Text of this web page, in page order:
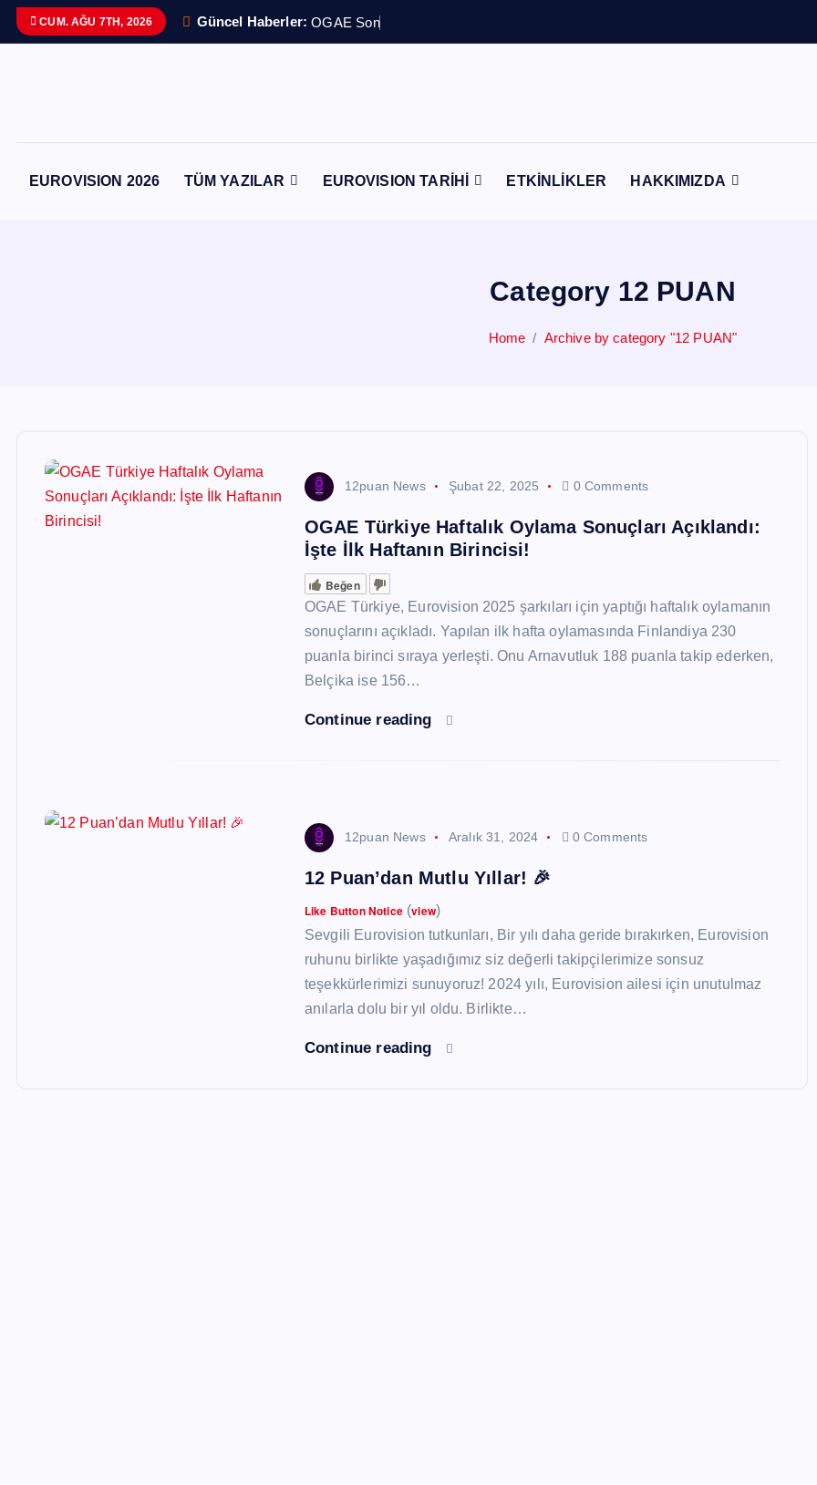
CUM. AĞU 7TH, 2026 Güncel Haberler: OGAE Song
EUROVISION 2026 TÜM YAZILAR EUROVISION TARİHİ ETKİNLİKLER HAKKIMIZDA
Category 12 PUAN
Home Archive by category "12 PUAN"
12puan News Şubat 22, 2025 0 Comments
OGAE Türkiye Haftalık Oylama Sonuçları Açıklandı:
İşte İlk Haftanın Birincisi!
Beğen
OGAE Türkiye, Eurovision 2025 şarkıları için yaptığı haftalık oylamanın
sonuçlarını açıkladı. Yapılan ilk hafta oylamasında Finlandiya 230
puanla birinci sıraya yerleşti. Onu Arnavutluk 188 puanla takip ederken,
Belçika ise 156…
Continue reading
12puan News Aralık 31, 2024 0 Comments
12 Puan’dan Mutlu Yıllar! 🎉
Like Button Notice(view)
Sevgili Eurovision tutkunları, Bir yılı daha geride bırakırken, Eurovision
ruhunu birlikte yaşadığımız siz değerli takipçilerimize sonsuz
teşekkürlerimizi sunuyoruz! 2024 yılı, Eurovision ailesi için unutulmaz
anılarla dolu bir yıl oldu. Birlikte…
Continue reading